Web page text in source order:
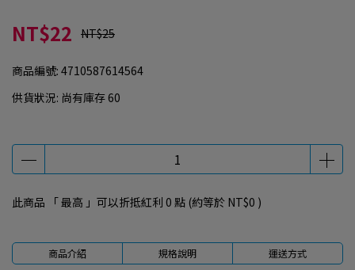
NT$22 NT$25
商品編號: 4710587614564
供貨狀況: 尚有庫存 60
此商品 「 最高 」可以折抵紅利 0 點 (約等於 NT$0 )
商品介紹 規格說明 運送方式